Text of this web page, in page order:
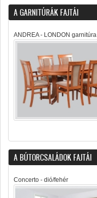
A GARNITÚRÁK FAJTÁI
ANDREA - LONDON garnitúra
A BÚTORCSALÁDOK FAJTÁI
Concerto - dió/fehér